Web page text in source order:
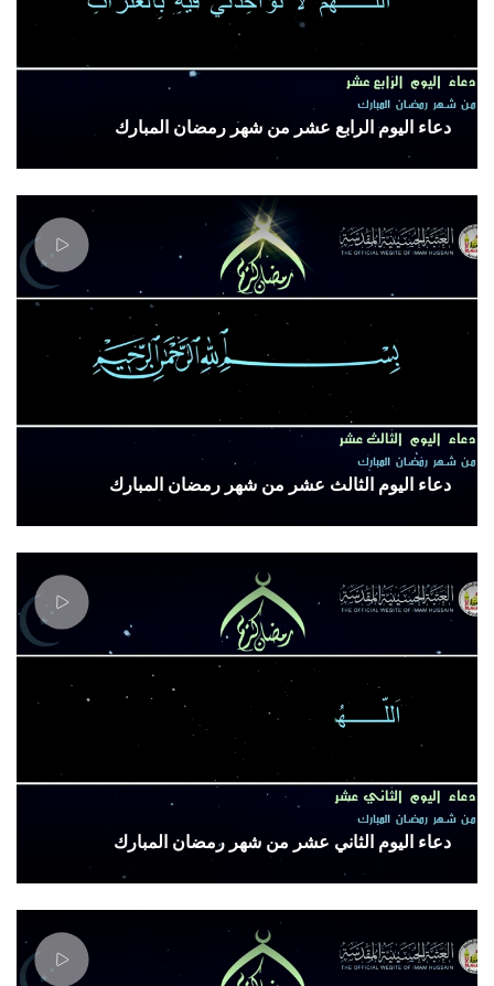
دعاء اليوم الرابع عشر من شهر رمضان المبارك
دعاء اليوم الثالث عشر من شهر رمضان المبارك
دعاء اليوم الثاني عشر من شهر رمضان المبارك